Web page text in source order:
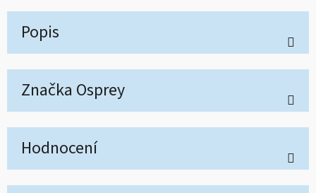
Popis
Značka Osprey
Hodnocení